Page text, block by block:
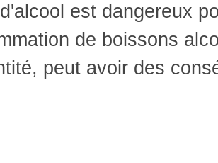
est dangereux
de boissons
peut avoir des